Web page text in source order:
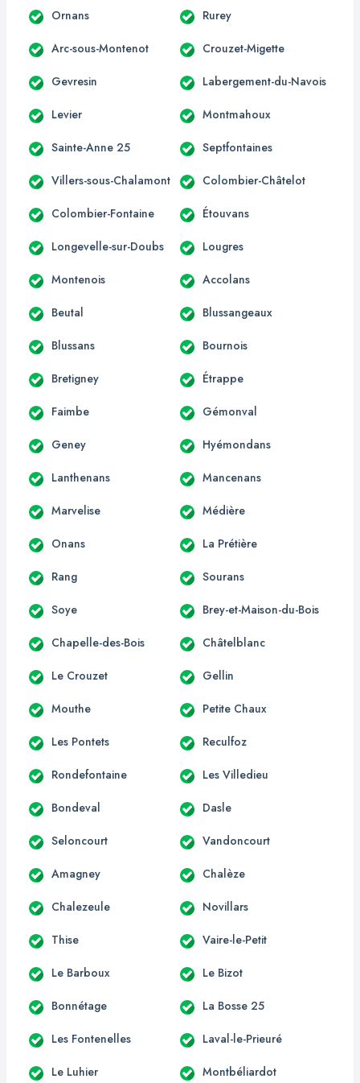
Ornans Rurey
Arc-sous-Montenot Crouzet-Migette
Gevresin Labergement-du-Navois
Levier Montmahoux
Sainte-Anne 25 Septfontaines
Villers-sous-Chalamont Colombier-Châtelot
Colombier-Fontaine Étouvans
Longevelle-sur-Doubs Lougres
Montenois Accolans
Beutal Blussangeaux
Blussans Bournois
Bretigney Étrappe
Faimbe Gémonval
Geney Hyémondans
Lanthenans Mancenans
Marvelise Médière
Onans La Prétière
Rang Sourans
Soye Brey-et-Maison-du-Bois
Chapelle-des-Bois Châtelblanc
Le Crouzet Gellin
Mouthe Petite Chaux
Les Pontets Reculfoz
Rondefontaine Les Villedieu
Bondeval Dasle
Seloncourt Vandoncourt
Amagney Chalèze
Chalezeule Novillars
Thise Vaire-le-Petit
Le Barboux Le Bizot
Bonnétage La Bosse 25
Les Fontenelles Laval-le-Prieuré
Le Luhier Montbéliardot